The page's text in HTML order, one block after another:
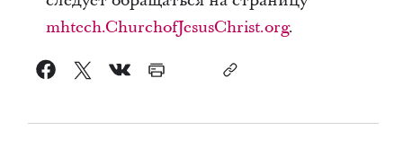
mhtech.ChurchofJesusChrist.org.